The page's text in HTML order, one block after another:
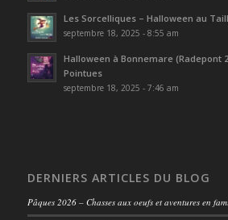
Les Sorcelliques – Halloween au
septembre 18, 2025 - 8:55 am
Halloween à Bonnemare (Radepont
Pointues
septembre 18, 2025 - 7:46 am
DERNIERS ARTICLES DU BLOG
Pâques 2026 – Chasses aux oeufs et aventures en